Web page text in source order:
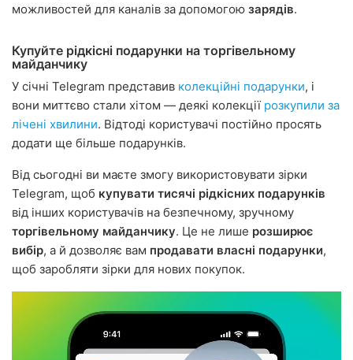
можливостей для каналів за допомогою зарядів.
Купуйте рідкісні подарунки на торгівельному
майданчику
У січні Telegram представив колекційні подарунки, і
вони миттєво стали хітом — деякі колекції розкупили за
лічені хвилини. Відтоді користувачі постійно просять
додати ще більше подарунків.
Від сьогодні ви маєте змогу використовувати зірки
Telegram, щоб купувати тисячі рідкісних подарунків
від інших користувачів на безпечному, зручному
торгівельному майданчику. Це не лише розширює
вибір, а й дозволяє вам продавати власні подарунки,
щоб заробляти зірки для нових покупок.